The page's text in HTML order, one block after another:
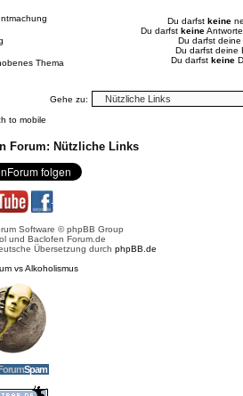
Thema
Du darfst keine
Du darfst keine
Du darfst
Du darfst deine
Du darfst keine
Gehe zu:
to mobile
Forum: Nützliche Links
Software © phpBB Group
und Baclofen Forum.de
Übersetzung durch phpBB.de
vs Alkoholismus
Spam